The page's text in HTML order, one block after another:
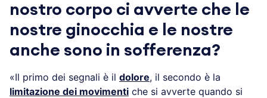
nostro corpo ci avverte che le
nostre ginocchia e le nostre
anche sono in sofferenza?
«Il primo dei segnali è il dolore, il secondo è la
limitazione dei movimenti che si avverte quando si